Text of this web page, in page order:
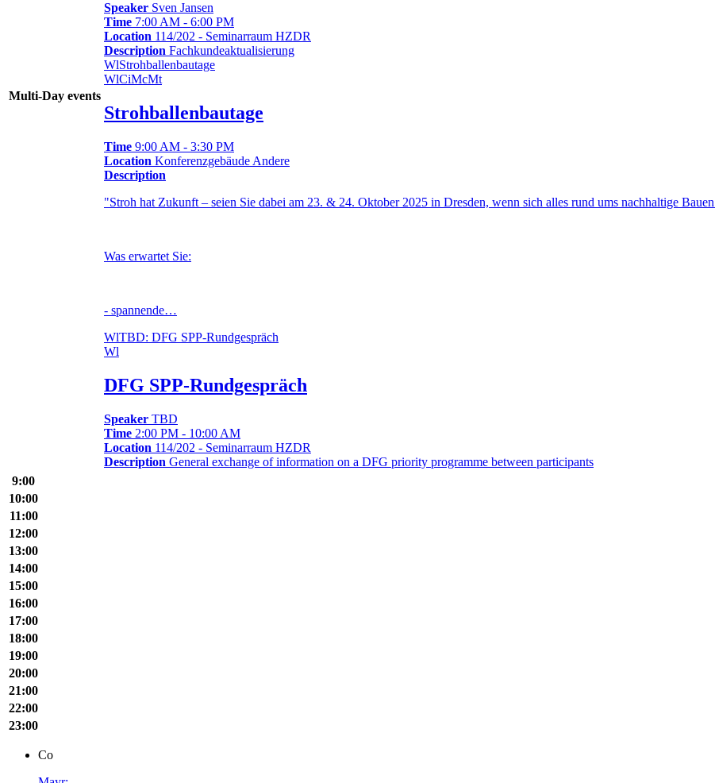
Multi-Day events
Speaker Sven Jansen
Time 7:00 AM - 6:00 PM
Location 114/202 - Seminarraum HZDR
Description Fachkundeaktualisierung
WlStrohballenbautage
WlCiMcMt
Strohballenbautage
Time 9:00 AM - 3:30 PM
Location Konferenzgebäude Andere
Description
"Stroh hat Zukunft – seien Sie dabei am 23. & 24. Oktober 2025 in Dresden, wenn sich alles rund ums nachhaltige
Was erwartet Sie:
- spannende…
WlTBD: DFG SPP-Rundgespräch
Wl
DFG SPP-Rundgespräch
Speaker TBD
Time 2:00 PM - 10:00 AM
Location 114/202 - Seminarraum HZDR
Description General exchange of information on a DFG priority programme between participants
9:00
10:00
11:00
12:00
13:00
14:00
15:00
16:00
17:00
18:00
19:00
20:00
21:00
22:00
23:00
Co